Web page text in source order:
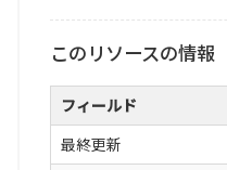
このリソースの情報
フィールド
最終更新